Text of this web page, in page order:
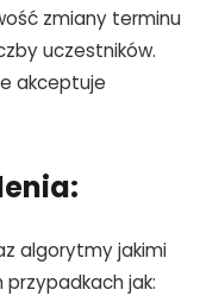
zmiany terminu
uczestników.
akceptuje
algorytmy jakimi
przypadkach jak: